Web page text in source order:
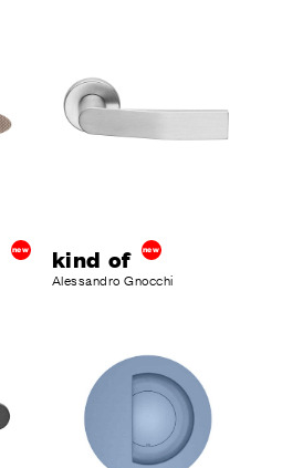
new kind of new
Alessandro Gnocchi